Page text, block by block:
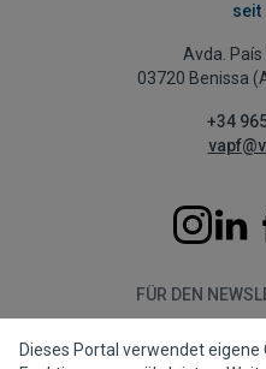
seit
Avda.
03720 Benissa
+34
FÜR DEN
Dieses Portal verwendet